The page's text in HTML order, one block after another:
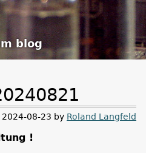
blog
2024-08-23 by Roland Langfeld
!